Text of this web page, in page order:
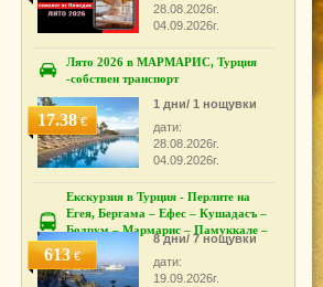
28.08.2026г.
04.09.2026г.
Лято 2026 в МАРМАРИС, Турция
-собствен транспорт
17.38€
1 дни/ 1 нощувки
дати:
28.08.2026г.
04.09.2026г.
Екскурзия в Турция - Перлите на
Егея, Бергама – Ефес – Кушадасъ –
Бодрум – Мармарис – Памуккале –
Измир
613€
8 дни/ 7 нощувки
дати:
19.09.2026г.